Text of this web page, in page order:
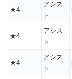
★4
アシス
ト
★4
アシス
ト
★4
アシス
ト